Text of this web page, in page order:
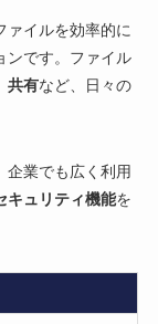
ァイルを効率的に
ンです。ファイル
共有など、日々の
企業でも広く利用
キュリティ機能を